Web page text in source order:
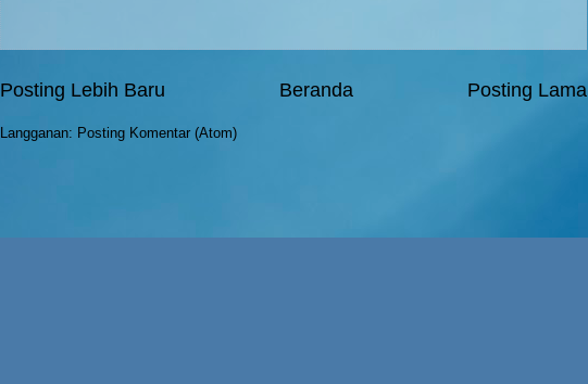
Posting Lebih Baru Posting Lama
Beranda
Langganan: Posting Komentar (Atom)